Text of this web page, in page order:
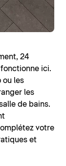
24
ici.
ou les
les
de bains.
votre
et